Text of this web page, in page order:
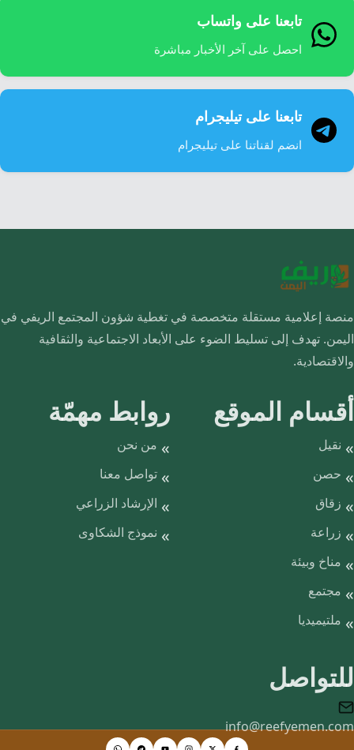
تابعنا على واتساب
احصل على آخر الأخبار مباشرة
تابعنا على تيليجرام
انضم لقناتنا على تيليجرام
منصة إعلامية مستقلة متخصصة في تغطية شؤون المجتمع الريفي في
اليمن. تهدف إلى تسليط الضوء على الأبعاد الاجتماعية والثقافية
والاقتصادية.
أقسام الموقع
نقيل
حصن
زقاق
زراعة
مناخ وبيئة
مجتمع
ملتيميديا
روابط مهمّة
من نحن
تواصل معنا
الإرشاد الزراعي
نموذج الشكاوى
للتواصل
info@reefyemen.com